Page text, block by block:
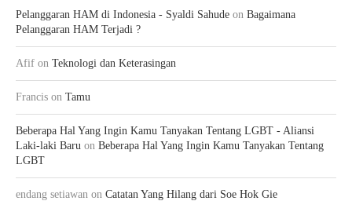
Pelanggaran HAM di Indonesia - Syaldi Sahude on Bagaimana
Pelanggaran HAM Terjadi ?
Afif on Teknologi dan Keterasingan
Francis on Tamu
Beberapa Hal Yang Ingin Kamu Tanyakan Tentang LGBT - Aliansi
Laki-laki Baru on Beberapa Hal Yang Ingin Kamu Tanyakan Tentang
LGBT
endang setiawan on Catatan Yang Hilang dari Soe Hok Gie